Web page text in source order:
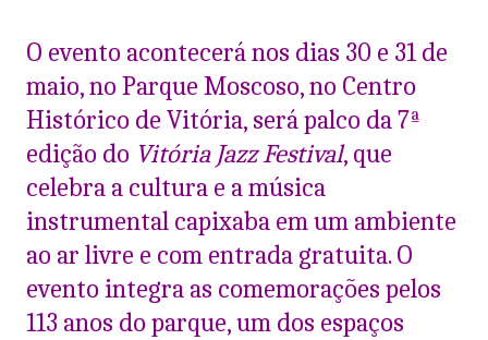
O evento acontecerá nos dias 30 e 31 de
maio, no Parque Moscoso, no Centro
Histórico de Vitória, será palco da 7ª
edição do Vitória Jazz Festival, que
celebra a cultura e a música
instrumental capixaba em um ambiente
ao ar livre e com entrada gratuita. O
evento integra as comemorações pelos
113 anos do parque, um dos espaços